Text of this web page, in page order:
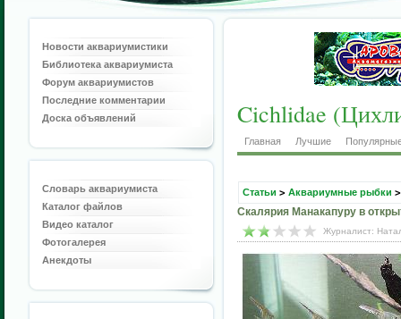
Новости аквариумистики
Библиотека аквариумиста
Форум аквариумистов
Последние комментарии
Доска объявлений
Словарь аквариумиста
Каталог файлов
Видео каталог
Фотогалерея
Анекдоты
Cichlidae
Главная Лучшие
Статьи > Аквариумные рыбки >
Скалярия Манакапуру в
Журналист: